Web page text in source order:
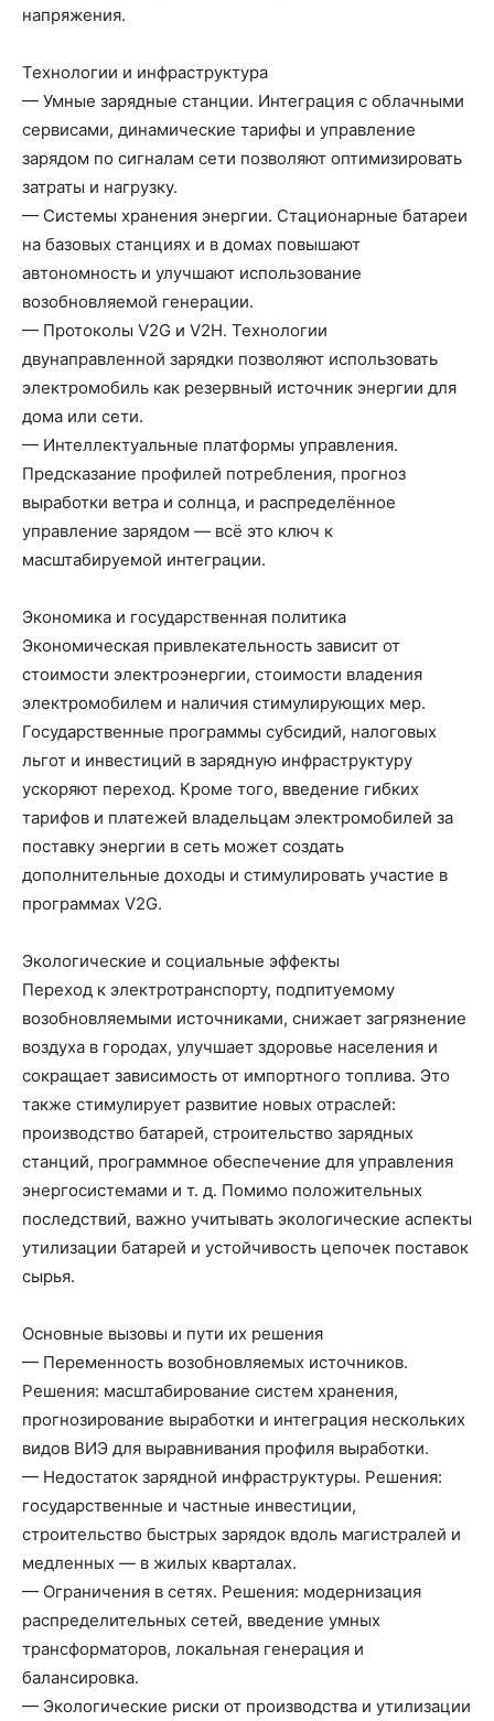
напряжения.
Технологии и инфраструктура
— Умные зарядные станции. Интеграция с облачными
сервисами, динамические тарифы и управление
зарядом по сигналам сети позволяют оптимизировать
затраты и нагрузку.
— Системы хранения энергии. Стационарные батареи
на базовых станциях и в домах повышают
автономность и улучшают использование
возобновляемой генерации.
— Протоколы V2G и V2H. Технологии
двунаправленной зарядки позволяют использовать
электромобиль как резервный источник энергии для
дома или сети.
— Интеллектуальные платформы управления.
Предсказание профилей потребления, прогноз
выработки ветра и солнца, и распределённое
управление зарядом — всё это ключ к
масштабируемой интеграции.
Экономика и государственная политика
Экономическая привлекательность зависит от
стоимости электроэнергии, стоимости владения
электромобилем и наличия стимулирующих мер.
Государственные программы субсидий, налоговых
льгот и инвестиций в зарядную инфраструктуру
ускоряют переход. Кроме того, введение гибких
тарифов и платежей владельцам электромобилей за
поставку энергии в сеть может создать
дополнительные доходы и стимулировать участие в
программах V2G.
Экологические и социальные эффекты
Переход к электротранспорту, подпитуемому
возобновляемыми источниками, снижает загрязнение
воздуха в городах, улучшает здоровье населения и
сокращает зависимость от импортного топлива. Это
также стимулирует развитие новых отраслей:
производство батарей, строительство зарядных
станций, программное обеспечение для управления
энергосистемами и т. д. Помимо положительных
последствий, важно учитывать экологические аспекты
утилизации батарей и устойчивость цепочек поставок
сырья.
Основные вызовы и пути их решения
— Переменность возобновляемых источников.
Решения: масштабирование систем хранения,
прогнозирование выработки и интеграция нескольких
видов ВИЭ для выравнивания профиля выработки.
— Недостаток зарядной инфраструктуры. Решения:
государственные и частные инвестиции,
строительство быстрых зарядок вдоль магистралей и
медленных — в жилых кварталах.
— Ограничения в сетях. Решения: модернизация
распределительных сетей, введение умных
трансформаторов, локальная генерация и
балансировка.
— Экологические риски от производства и утилизации